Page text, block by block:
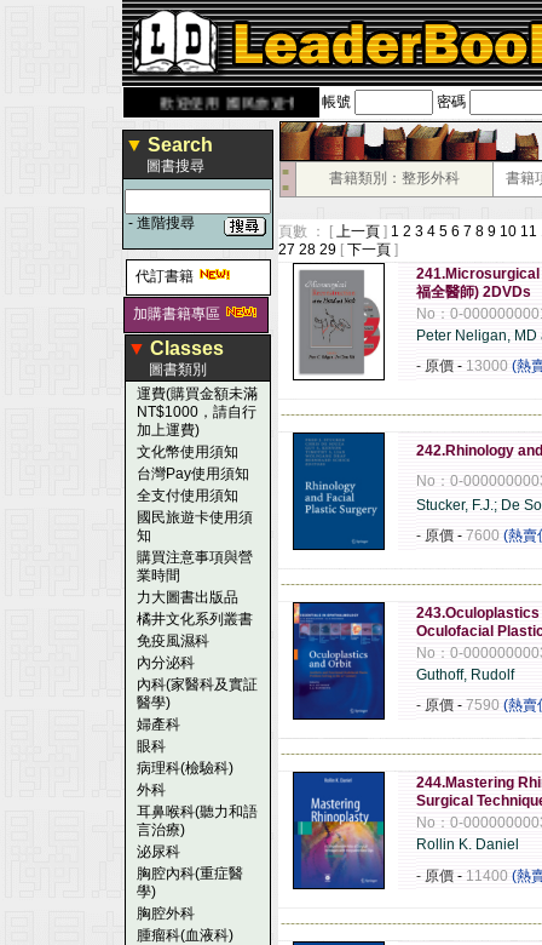
歡迎使用 國民旅遊卡！！ 帳號 密碼
▼ Search
圖書搜尋
- 進階搜尋
代訂書籍
加購書籍專區
▼ Classes
圖書類別
運費(購買金額未滿
NT$1000，請自行
加上運費)
文化幣使用須知
台灣Pay使用須知
全支付使用須知
國民旅遊卡使用須
知
購買注意事項與營
業時間
力大圖書出版品
橘井文化系列叢書
免疫風濕科
內分泌科
內科(家醫科及實証
醫學)
婦產科
眼科
病理科(檢驗科)
外科
耳鼻喉科(聽力和語
言治療)
泌尿科
胸腔內科(重症醫
學)
胸腔外科
腫瘤科(血液科)
■
■
書籍類別：整形外科 書籍
頁數 ： [ 上一頁 ] 1 2 3 4 5 6 7 8 9 10 11
27 28 29 [ 下一頁 ]
福全醫師) 2DVDs
No：0-
Peter Neligan,
- 原價 - 13000 (熱
242.Rhinology
No：0-
Stucker, F.J.; De
- 原價 - 7600 (熱賣
Oculofacial
No：0-
Guthoff, Rudolf
- 原價 - 7590 (熱賣
244.Mastering
Surgical
No：0-
Rollin K. Daniel
- 原價 - 11400 (熱